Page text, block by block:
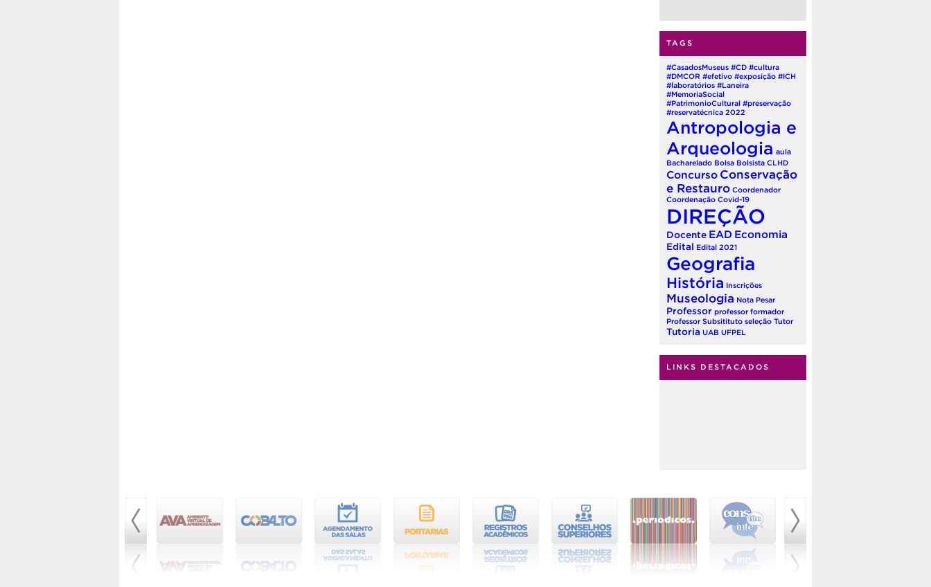
TAGS
#CasadosMuseus #CD #cultura
#DMCOR #efetivo #exposição #ICH
#laboratórios #Laneira
#MemoriaSocial
#PatrimonioCultural #preservação
#reservatécnica 2022
Antropologia e
Arqueologia aula
Bacharelado Bolsa Bolsista CLHD
Concurso Conservação
e Restauro Coordenador
Coordenação Covid-19
DIREÇÃO
Docente EAD Economia
Edital Edital 2021
Geografia
História Inscrições
Museologia Nota Pesar
Professor professor formador
Professor Subsitituto seleção Tutor
Tutoria UAB UFPEL
LINKS DESTACADOS